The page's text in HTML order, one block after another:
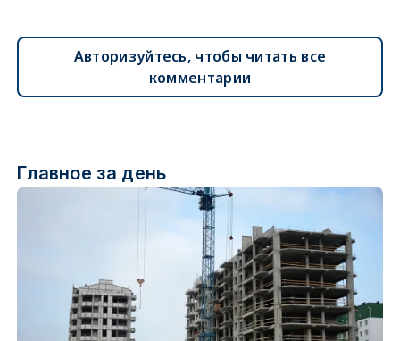
Авторизуйтесь, чтобы читать все
комментарии
Главное за день